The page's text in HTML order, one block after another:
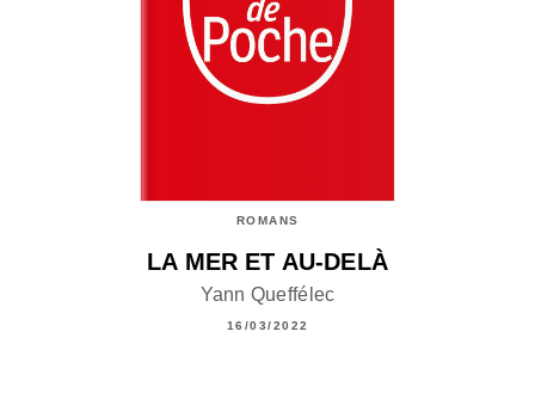
ROMANS
LA MER ET AU-DELÀ
Yann Queffélec
16/03/2022